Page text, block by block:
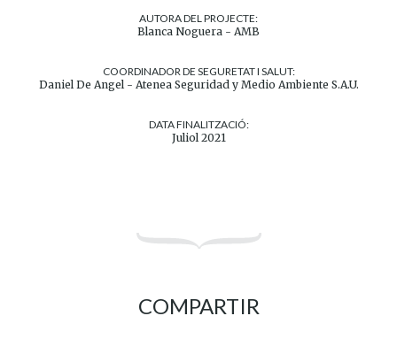
AUTORA DEL PROJECTE:
Blanca Noguera - AMB
COORDINADOR DE SEGURETAT I SALUT:
Daniel De Angel - Atenea Seguridad y Medio Ambiente S.A.U.
DATA FINALITZACIÓ:
Juliol 2021
COMPARTIR